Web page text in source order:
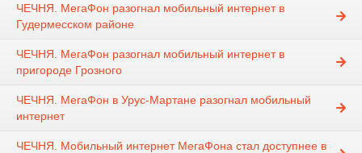
ЧЕЧНЯ. МегаФон разогнал мобильный интернет в
Гудермесском районе
ЧЕЧНЯ. МегаФон разогнал мобильный интернет в
пригороде Грозного
ЧЕЧНЯ. МегаФон в Урус-Мартане разогнал мобильный
интернет
ЧЕЧНЯ. Мобильный интернет МегаФона стал доступнее в